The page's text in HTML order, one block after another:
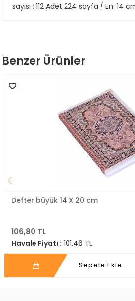
sayısı : 112 Adet 224 sayfa / En: 14
Benzer Ürünler
Defter büyük 14 X 20 cm
106,80 TL
Havale Fiyatı : 101,46 TL
Sepete Ekle